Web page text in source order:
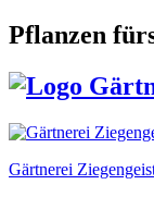
Pflanzen
Gärtnerei